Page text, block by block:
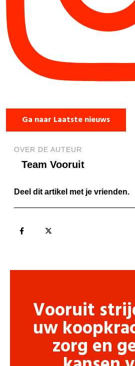
Ga naar Laatste nieuws
OVER DE AUTEUR
Team Vooruit
Deel dit artikel met je vrienden.
Vooruit
uw
zorg en